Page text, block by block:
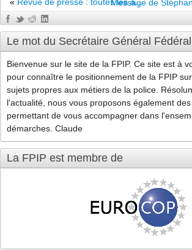
Message de
Le mot du Secrétaire Général Fédéral
Bienvenue sur le site de la FPIP. Ce site est à
pour connaître le positionnement de la FPIP
sujets propres aux métiers de la police.
l'actualité, nous vous proposons également
permettant de vous accompagner dans
démarches. Claude
La FPIP est membre de